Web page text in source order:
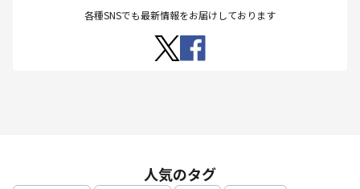
各種SNSでも最新情報をお届けしております
人気のタグ